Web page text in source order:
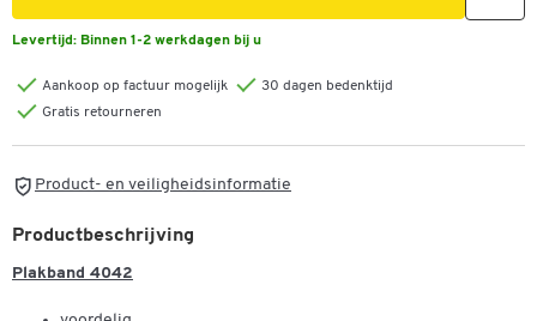
Levertijd: Binnen 1-2 werkdagen bij u
Aankoop op factuur mogelijk
30 dagen bedenktijd
Gratis retourneren
Product- en veiligheidsinformatie
Productbeschrijving
Plakband 4042